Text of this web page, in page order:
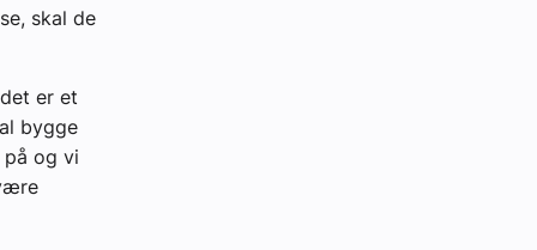
skal de
er et
bygge
på og vi